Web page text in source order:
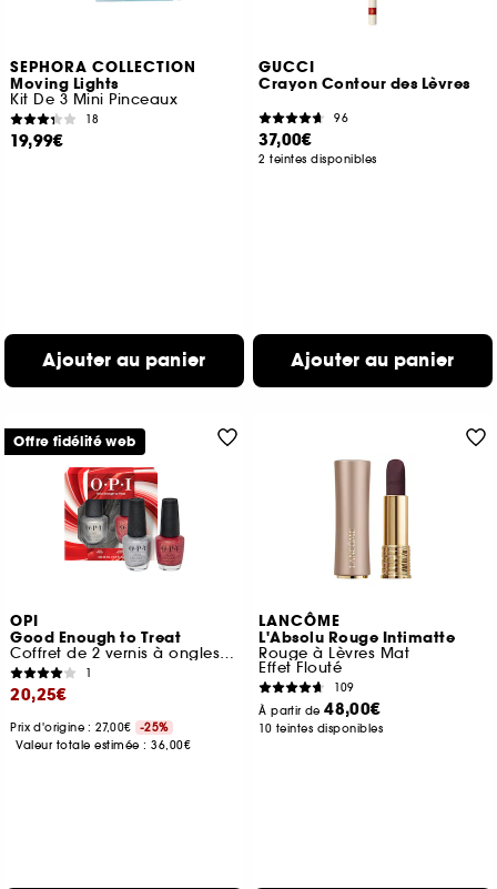
SEPHORA COLLECTION
Moving Lights
Kit De 3 Mini Pinceaux
18
19,99€
Ajouter au panier
GUCCI
Crayon Contour des Lèvres
96
37,00€
2 teintes disponibles
Ajouter au panier
OPI
Good Enough to Treat
Coffret de 2 vernis à ongles tenue jusqu'à 7 jours
1
20,25€
Prix d'origine : 27,00€
-25%
Valeur totale estimée :36,00€
Offre fidélité web
LANCÔME
L'Absolu Rouge Intimatte
Rouge à Lèvres Mat
Effet Flouté
109
À partir de48,00€
10 teintes disponibles